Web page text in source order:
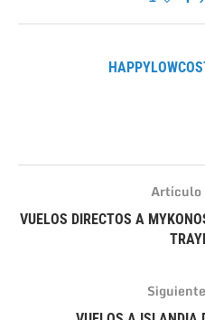
Artículo
VUELOS DIRECTOS A